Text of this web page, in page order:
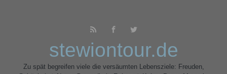
stewiontour.de
Zu spät begreifen viele die versäumten Lebensziele: Freuden,